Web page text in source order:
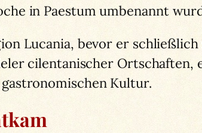
in Paestum umbenannt
Lucania, bevor er schließlich
cilentanischer Ortschaften,
Kultur.